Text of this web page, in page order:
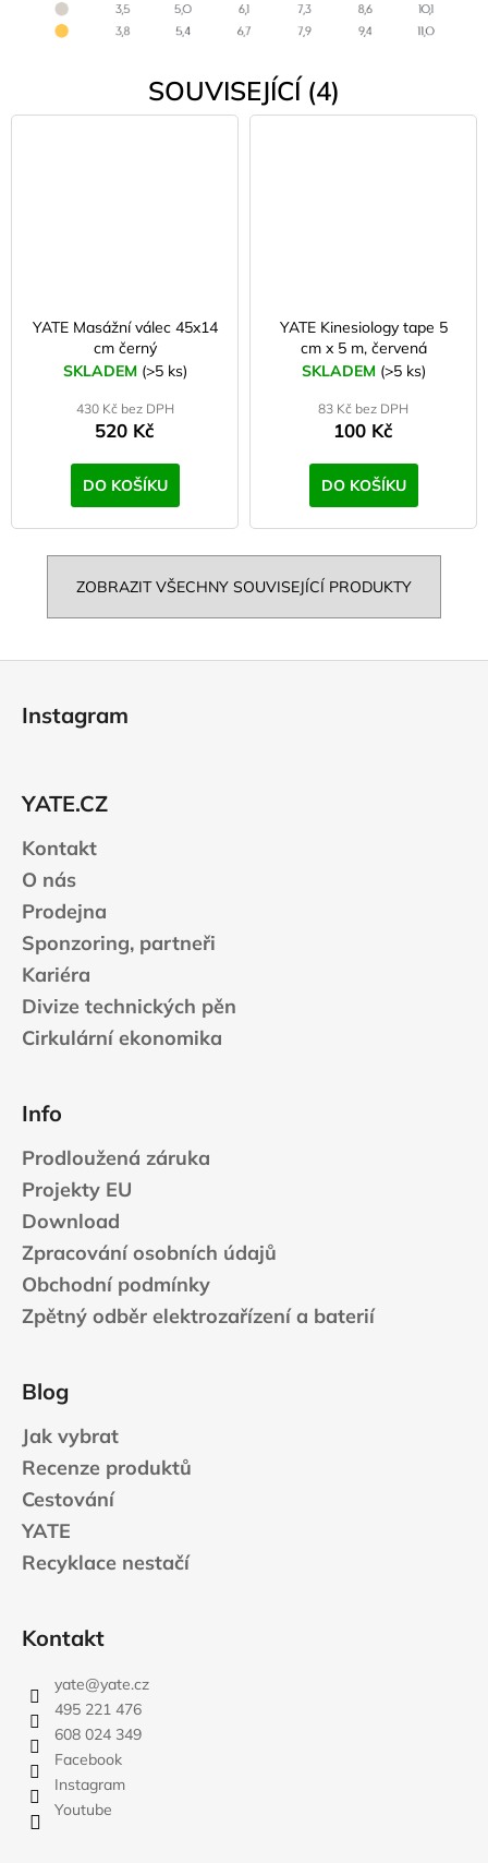
SOUVISEJÍCÍ (4)
YATE Masážní válec 45x14
cm černý
SKLADEM (>5 ks)
430 Kč bez DPH
520 Kč
DO KOŠÍKU
YATE Kinesiology tape 5
cm x 5 m, červená
SKLADEM (>5 ks)
83 Kč bez DPH
100 Kč
DO KOŠÍKU
ZOBRAZIT VŠECHNY SOUVISEJÍCÍ PRODUKTY
Instagram
YATE.CZ
Kontakt
O nás
Prodejna
Sponzoring, partneři
Kariéra
Divize technických pěn
Cirkulární ekonomika
Info
Prodloužená záruka
Projekty EU
Download
Zpracování osobních údajů
Obchodní podmínky
Zpětný odběr elektrozařízení a baterií
Blog
Jak vybrat
Recenze produktů
Cestování
YATE
Recyklace nestačí
Kontakt
yate@yate.cz
495 221 476
608 024 349
Facebook
Instagram
Youtube